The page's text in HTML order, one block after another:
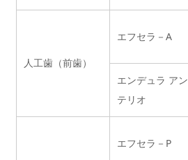
人工歯（前歯）
エフセラ－A
エンデュラ アン
テリオ
エフセラ－P